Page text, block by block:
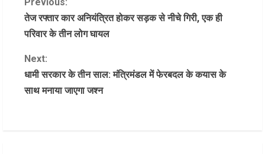
C
o
n
t
तेज रफ्तार कार अनियंत्रित होकर सड़क से नीचे गिरी, एक ही
परिवार के तीन लोग घायल
Next:
धामी सरकार के तीन साल: मंत्रिमंडल में फेरबदल के कयास के
साथ मनाया जाएगा जश्न